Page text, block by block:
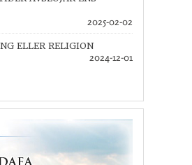
2025-02-02
ELLER RELIGION
2024-12-01